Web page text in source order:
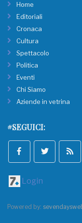
Home
Editoriali
Cronaca
Cultura
Spettacolo
Politica
Eventi
Chi Siamo
Aziende in vetrina
#SEGUICI:
Login
Powered by: